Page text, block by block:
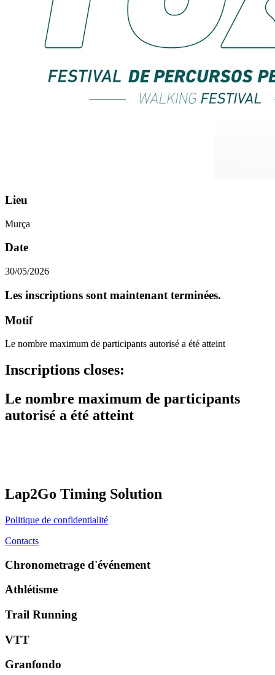
Lieu
Murça
Date
30/05/2026
Les inscriptions sont maintenant terminées.
Motif
Le nombre maximum de participants autorisé a été atteint
Inscriptions closes:
Le nombre maximum de participants
autorisé a été atteint
Lap2Go Timing Solution
Politique de confidentialité
Contacts
Chronometrage d'événement
Athlétisme
Trail Running
VTT
Granfondo